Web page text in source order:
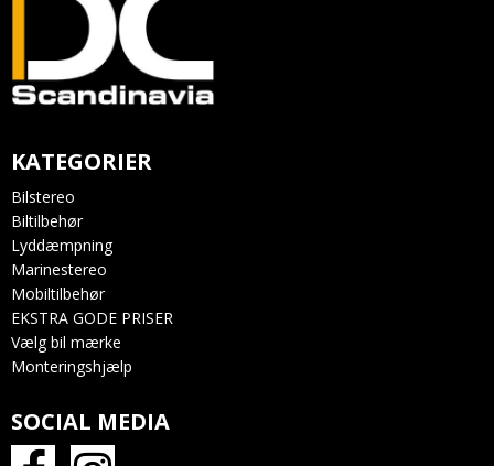
KATEGORIER
Bilstereo
Biltilbehør
Lyddæmpning
Marinestereo
Mobiltilbehør
EKSTRA GODE PRISER
Vælg bil mærke
Monteringshjælp
SOCIAL MEDIA